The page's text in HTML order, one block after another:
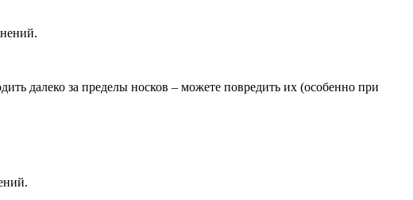
далеко за пределы носков – можете повредить их (особенно при